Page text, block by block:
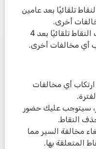
تلقائيًا بعد عامين
أخرى.
يتم حذف النقاط تلقائيًا بعد 4
أي مخالفات أخرى.
أي مخالفات
أو أكثر، سيتوجب عليك حضور
النقاط.
مخالفة السير مما
المتعلقة بها.